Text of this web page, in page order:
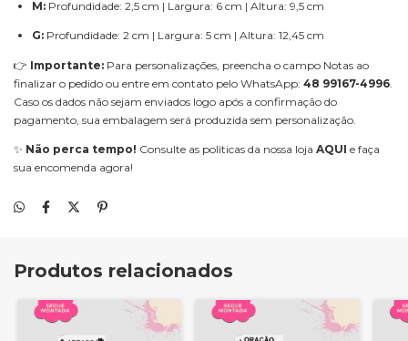
M: Profundidade: 2,5 cm | Largura: 6 cm | Altura: 9,5 cm
G: Profundidade: 2 cm | Largura: 5 cm | Altura: 12,45 cm
👉 Importante: Para personalizações, preencha o campo Notas ao
finalizar o pedido ou entre em contato pelo WhatsApp: 48 99167-4996.
Caso os dados não sejam enviados logo após a confirmação do
pagamento, sua embalagem será produzida sem personalização.
✨ Não perca tempo! Consulte as políticas da nossa loja AQUI e faça
sua encomenda agora!
Produtos relacionados